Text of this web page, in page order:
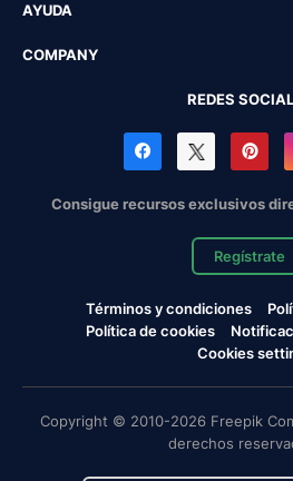
AYUDA
COMPANY
REDES
Consigue recursos exclusivos
Regístrate
Términos y condiciones
Política de cookies
Cookies
Copyright © 2010-2026 Freepik
derechos